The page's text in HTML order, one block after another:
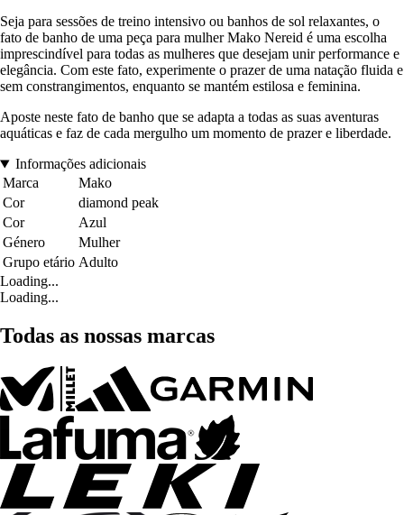
Seja para sessões de treino intensivo ou banhos de sol relaxantes, o
fato de banho de uma peça para mulher Mako Nereid é uma escolha
imprescindível para todas as mulheres que desejam unir performance e
elegância. Com este fato, experimente o prazer de uma natação fluida e
sem constrangimentos, enquanto se mantém estilosa e feminina.
Aposte neste fato de banho que se adapta a todas as suas aventuras
aquáticas e faz de cada mergulho um momento de prazer e liberdade.
Informações adicionais
Marca
Mako
Cor
diamond peak
Cor
Azul
Género
Mulher
Grupo etário Adulto
Loading...
Loading...
Todas as nossas marcas